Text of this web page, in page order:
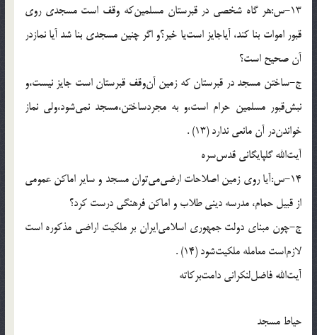
13-س:هر گاه شخصى در قبرستان مسلمين‌كه وقف است مسجدى روى
قبور اموات بنا كند، آياجايز است‌يا خير؟و اگر چنين مسجدى بنا شد آيا نمازدر
آن صحيح است؟
ج-ساختن مسجد در قبرستان كه زمين آن‌وقف قبرستان است جايز نيست،و
نبش‌قبور مسلمين حرام است،و به مجردساختن،مسجد نمى‌شود،ولى نماز
خواندن‌در آن مانعى ندارد (13) .
آيت‌الله گلپايگانى قدس‌سره
14-س:آيا روى زمين اصلاحات ارضى‌مى‌توان مسجد و ساير اماكن عمومى
از قبيل حمام، مدرسه دينى طلاب و اماكن فرهنگى درست كرد؟
ج-چون مبناى دولت جمهورى اسلامى‌ايران بر ملكيت اراضى مذكوره است
لازم‌است معامله ملكيت‌شود (14) .
آيت‌الله فاضل‌لنكرانى دامت‌بركاته
حياط مسجد